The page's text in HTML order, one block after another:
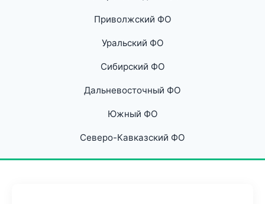
Приволжский ФО
Уральский ФО
Сибирский ФО
Дальневосточный ФО
Южный ФО
Северо-Кавказский ФО